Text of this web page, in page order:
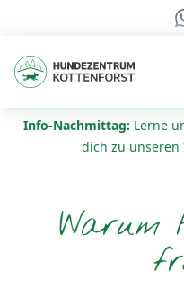
Info-Nachmittag: Lerne
dich zu
Warum